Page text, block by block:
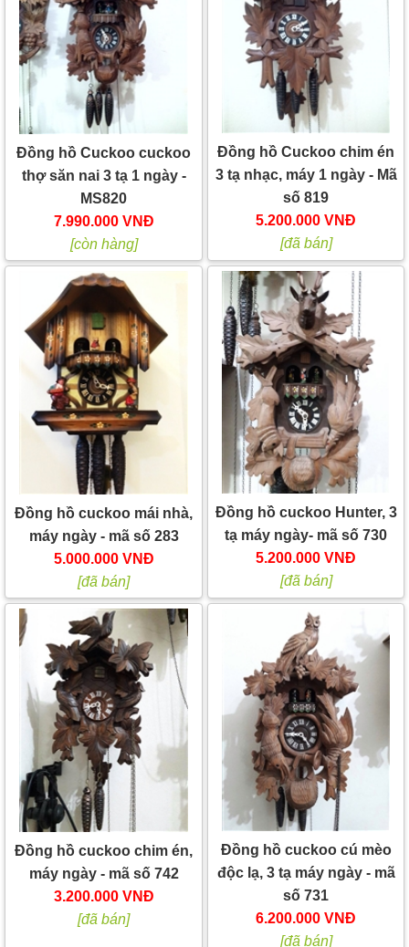
Đồng hồ Cuckoo cuckoo
thợ săn nai 3 tạ 1 ngày -
MS820
7.990.000 VNĐ
[còn hàng]
Đồng hồ Cuckoo chim én
3 tạ nhạc, máy 1 ngày - Mã
số 819
5.200.000 VNĐ
[đã bán]
Đồng hồ cuckoo mái nhà,
máy ngày - mã số 283
5.000.000 VNĐ
[đã bán]
Đồng hồ cuckoo Hunter, 3
tạ máy ngày- mã số 730
5.200.000 VNĐ
[đã bán]
Đồng hồ cuckoo chim én,
máy ngày - mã số 742
3.200.000 VNĐ
[đã bán]
Đồng hồ cuckoo cú mèo
độc lạ, 3 tạ máy ngày - mã
số 731
6.200.000 VNĐ
[đã bán]